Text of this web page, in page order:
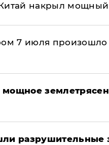
накрыл мощный
7 июля произошло
разрушительные